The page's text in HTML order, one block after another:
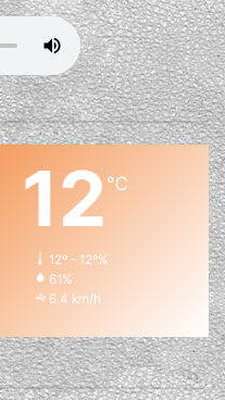
12℃
12º - 12º%
61%
6.4 km/h